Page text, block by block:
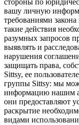
стороны по
вашу личную
требованиями
такие действия
разумных запросов
выявлять и
нарушения
защищать права,
Sittsy, ее
группы Sittsy: мы
информацию нашим
они предоставляют
раскрытие
видами